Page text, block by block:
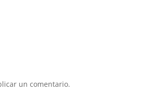
un comentario.